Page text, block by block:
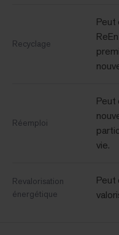
Recyclage
Peut
Réemploi
Peut
vie.
Revalorisation
énergétique
Peut